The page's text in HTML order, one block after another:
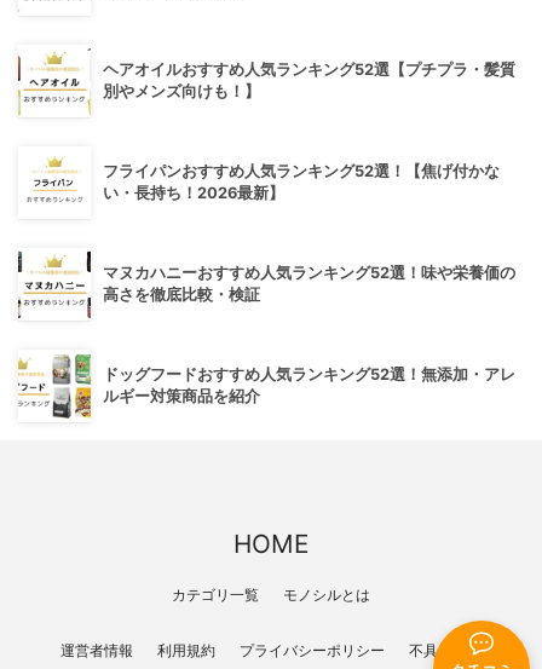
ヘアオイルおすすめ人気ランキング52選【プチプラ・髪質
別やメンズ向けも！】
フライパンおすすめ人気ランキング52選！【焦げ付かな
い・長持ち！2026最新】
マヌカハニーおすすめ人気ランキング52選！味や栄養価の
高さを徹底比較・検証
ドッグフードおすすめ人気ランキング52選！無添加・アレ
ルギー対策商品を紹介
HOME
カテゴリ一覧 モノシルとは
運営者情報 利用規約 プライバシーポリシー 不具合報告